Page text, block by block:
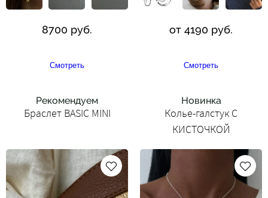
8700 руб.
Смотреть
от 4190 руб.
Смотреть
Рекомендуем
Браслет BASIC MINI
Новинка
Колье-галстук С
КИСТОЧКОЙ